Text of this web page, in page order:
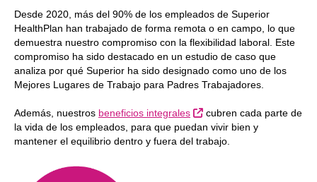
Desde 2020, más del 90% de los empleados de Superior
HealthPlan han trabajado de forma remota o en campo, lo que
demuestra nuestro compromiso con la flexibilidad laboral. Este
compromiso ha sido destacado en un estudio de caso que
analiza por qué Superior ha sido designado como uno de los
Mejores Lugares de Trabajo para Padres Trabajadores.
Además, nuestros beneficios integrales Sitio Externo
cubren cada parte de
la vida de los empleados, para que puedan vivir bien y
mantener el equilibrio dentro y fuera del trabajo.